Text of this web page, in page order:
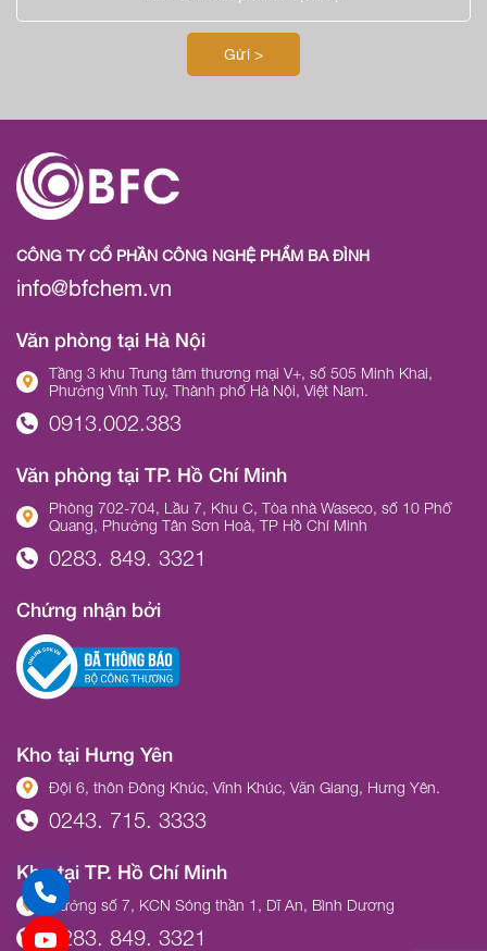
CÔNG TY CỔ PHẦN CÔNG NGHỆ PHẨM BA ĐÌNH
info@bfchem.vn
Văn phòng tại Hà Nội
Tầng 3 khu Trung tâm thương mại V+, số 505 Minh Khai,
Phường Vĩnh Tuy, Thành phố Hà Nội, Việt Nam.
0913.002.383
Văn phòng tại TP. Hồ Chí Minh
Phòng 702-704, Lầu 7, Khu C, Tòa nhà Waseco, số 10 Phổ
Quang, Phường Tân Sơn Hoà, TP Hồ Chí Minh
0283. 849. 3321
Chứng nhận bởi
Kho tại Hưng Yên
Đội 6, thôn Đông Khúc, Vĩnh Khúc, Văn Giang, Hưng Yên.
0243. 715. 3333
Kho tại TP. Hồ Chí Minh
Đường số 7, KCN Sóng thần 1, Dĩ An, Bình Dương
0283. 849. 3321